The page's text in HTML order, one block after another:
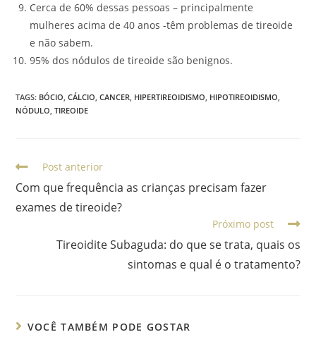
Cerca de 60% dessas pessoas – principalmente
mulheres acima de 40 anos -têm problemas de tireoide
e não sabem.
95% dos nódulos de tireoide são benignos.
TAGS: BÓCIO, CÁLCIO, CANCER, HIPERTIREOIDISMO, HIPOTIREOIDISMO,
NÓDULO, TIREOIDE
Post anterior
Com que frequência as crianças precisam fazer
exames de tireoide?
Próximo post
Tireoidite Subaguda: do que se trata, quais os
sintomas e qual é o tratamento?
VOCÊ TAMBÉM PODE GOSTAR